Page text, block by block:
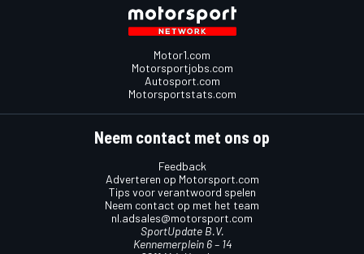
Motor1.com
Motorsportjobs.com
Autosport.com
Motorsportstats.com
Neem contact met ons op
Feedback
Adverteren op Motorsport.com
Tips voor verantwoord spelen
Neem contact op met het team
nl.adsales@motorsport.com
SportUpdate B.V.
Kennemerplein 6 – 14